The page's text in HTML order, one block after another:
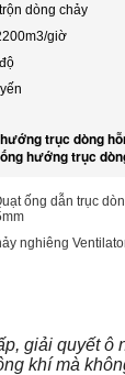
dòng chảy
giờ
trục dòng
hướng trục
ống dẫn trục
nghiêng
giải quyết ô
khí mà